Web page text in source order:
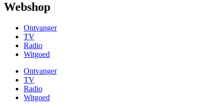
Webshop
Ontvanger
TV
Radio
Witgoed
Ontvanger
TV
Radio
Witgoed